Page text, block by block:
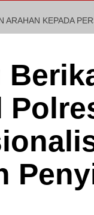
ARAHAN KEPADA